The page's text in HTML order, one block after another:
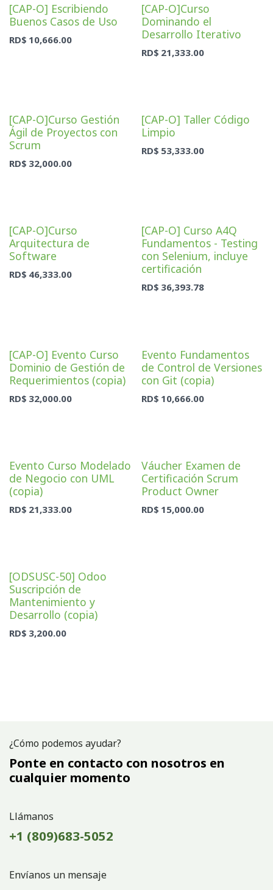
[CAP-O] Escribiendo
Buenos Casos de Uso
RD$ 10,666.00
[CAP-O]Curso
Dominando el
Desarrollo Iterativo
RD$ 21,333.00
[CAP-O]Curso Gestión
Ágil de Proyectos con
Scrum
RD$ 32,000.00
[CAP-O] Taller Código
Limpio
RD$ 53,333.00
[CAP-O]Curso
Arquitectura de
Software
RD$ 46,333.00
[CAP-O] Curso A4Q
Fundamentos - Testing
con Selenium, incluye
certificación
RD$ 36,393.78
[CAP-O] Evento Curso
Dominio de Gestión de
Requerimientos (copia)
RD$ 32,000.00
Evento Fundamentos
de Control de Versiones
con Git (copia)
RD$ 10,666.00
Evento Curso Modelado
de Negocio con UML
(copia)
RD$ 21,333.00
Váucher Examen de
Certificación Scrum
Product Owner
RD$ 15,000.00
Sale
[ODSUSC-50] Odoo
Suscripción de
Mantenimiento y
Desarrollo (copia)
RD$ 3,200.00
¿Cómo podemos ayudar?
Ponte en contacto con nosotros en
cualquier momento
Llámanos
+1 (809)683-5052
Envíanos un mensaje